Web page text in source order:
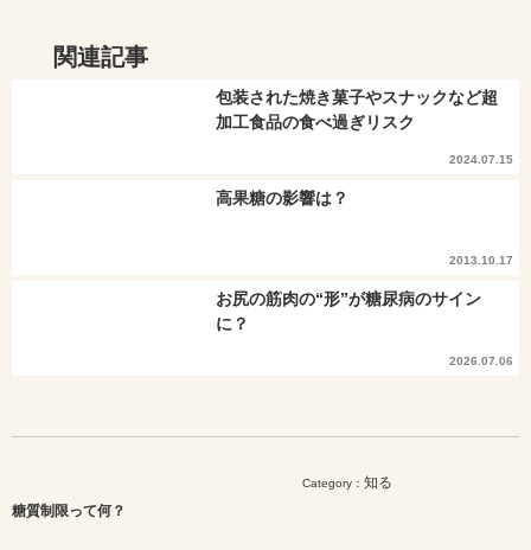
関連記事
包装された焼き菓子やスナックなど超
加工食品の食べ過ぎリスク
2024.07.15
高果糖の影響は？
2013.10.17
お尻の筋肉の“形”が糖尿病のサイン
に？
2026.07.06
Category： 知る
糖質制限って何？